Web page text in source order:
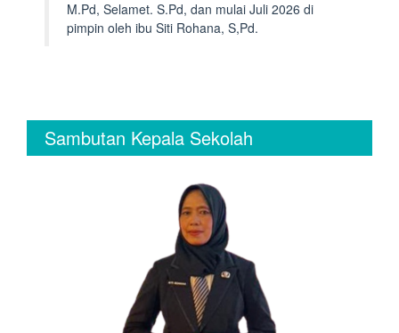
M.Pd, Selamet. S.Pd, dan mulai Juli 2026 di
pimpin oleh ibu Siti Rohana, S,Pd.
Sambutan Kepala Sekolah